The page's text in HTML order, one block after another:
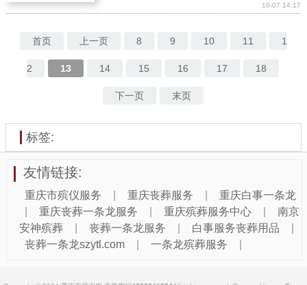
10-07 14:17
首页 上一页 8 9 10 11 1
2 13 14 15 16 17 18
下一页 末页
标签:
友情链接:
重庆市殡仪服务 重庆丧葬服务
重庆白事一条龙
重庆丧葬一条龙服务 重庆殡葬服务中心
南京
安神殡葬
丧葬一条龙服务 白事服务丧葬用品
丧葬一条龙szytl.com
一条龙殡葬服务